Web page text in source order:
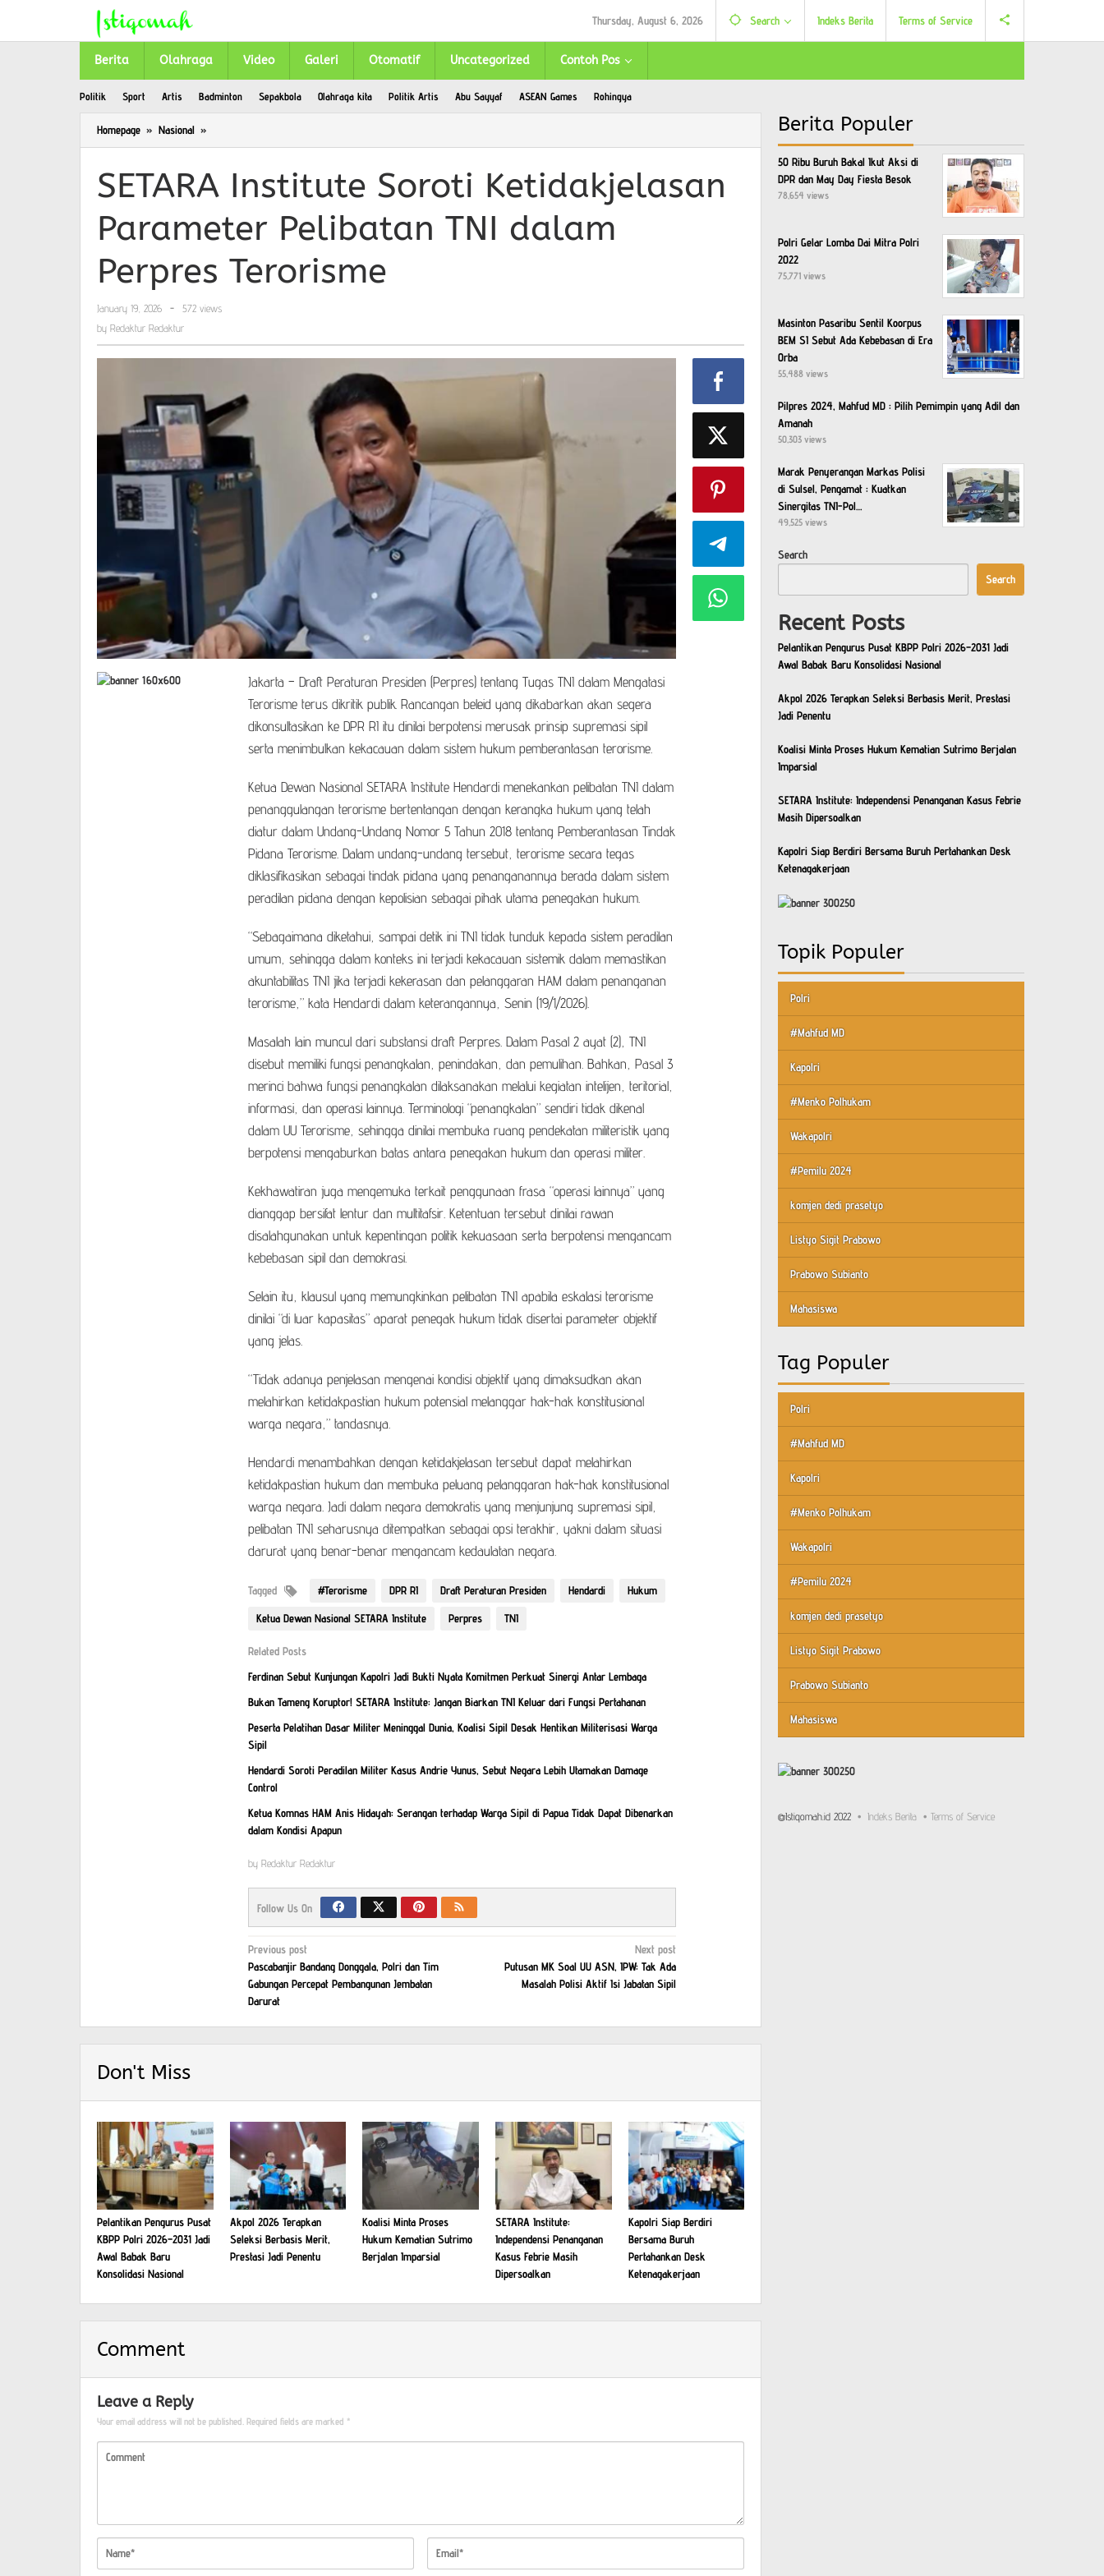
content
Thursday, August 6, 2026 Search Indeks Berita Terms of Service
Berita Olahraga Video Galeri Otomatif Uncategorized Contoh Pos
Politik Sport Artis Badminton Sepakbola Olahraga kita Politik Artis Abu Sayyaf ASEAN Games Rohingya
Homepage » Nasional »
Institute
Ketidakjelasan
Parameter
Pelibatan
TNI
Perpres
Terorisme
SETARA Institute Soroti Ketidakjelasan
Parameter Pelibatan TNI dalam
Perpres Terorisme
January 19, 2026
by
Redaktur
-
572 views
by Redaktur Redaktur
Jakarta – Draft Peraturan Presiden (Perpres) tentang Tugas TNI dalam Mengatasi
Terorisme terus dikritik publik. Rancangan beleid yang dikabarkan akan segera
dikonsultasikan ke DPR RI itu dinilai berpotensi merusak prinsip supremasi sipil
serta menimbulkan kekacauan dalam sistem hukum pemberantasan terorisme.
Ketua Dewan Nasional SETARA Institute Hendardi menekankan pelibatan TNI dalam
penanggulangan terorisme bertentangan dengan kerangka hukum yang telah
diatur dalam Undang-Undang Nomor 5 Tahun 2018 tentang Pemberantasan Tindak
Pidana Terorisme. Dalam undang-undang tersebut, terorisme secara tegas
diklasifikasikan sebagai tindak pidana yang penanganannya berada dalam sistem
peradilan pidana dengan kepolisian sebagai pihak utama penegakan hukum.
“Sebagaimana diketahui, sampai detik ini TNI tidak tunduk kepada sistem peradilan
umum, sehingga dalam konteks ini terjadi kekacauan sistemik dalam memastikan
akuntabilitas TNI jika terjadi kekerasan dan pelanggaran HAM dalam penanganan
terorisme,” kata Hendardi dalam keterangannya, Senin (19/1/2026).
Masalah lain muncul dari substansi draft Perpres. Dalam Pasal 2 ayat (2), TNI
disebut memiliki fungsi penangkalan, penindakan, dan pemulihan. Bahkan, Pasal 3
merinci bahwa fungsi penangkalan dilaksanakan melalui kegiatan intelijen, teritorial,
informasi, dan operasi lainnya. Terminologi “penangkalan” sendiri tidak dikenal
dalam UU Terorisme, sehingga dinilai membuka ruang pendekatan militeristik yang
berpotensi mengaburkan batas antara penegakan hukum dan operasi militer.
Kekhawatiran juga mengemuka terkait penggunaan frasa “operasi lainnya” yang
dianggap bersifat lentur dan multitafsir. Ketentuan tersebut dinilai rawan
disalahgunakan untuk kepentingan politik kekuasaan serta berpotensi mengancam
kebebasan sipil dan demokrasi.
Selain itu, klausul yang memungkinkan pelibatan TNI apabila eskalasi terorisme
dinilai “di luar kapasitas” aparat penegak hukum tidak disertai parameter objektif
yang jelas.
“Tidak adanya penjelasan mengenai kondisi objektif yang dimaksudkan akan
melahirkan ketidakpastian hukum potensial melanggar hak-hak konstitusional
warga negara,” tandasnya.
Hendardi menambahkan dengan ketidakjelasan tersebut dapat melahirkan
ketidakpastian hukum dan membuka peluang pelanggaran hak-hak konstitusional
warga negara. Jadi dalam negara demokratis yang menjunjung supremasi sipil,
pelibatan TNI seharusnya ditempatkan sebagai opsi terakhir, yakni dalam situasi
darurat yang benar-benar mengancam kedaulatan negara.
Tagged #Terorisme DPR RI Draft Peraturan Presiden Hendardi Hukum
Ketua Dewan Nasional SETARA Institute Perpres TNI
Related Posts
Ferdinan Sebut Kunjungan Kapolri Jadi Bukti Nyata Komitmen Perkuat Sinergi Antar Lembaga
Bukan Tameng Koruptor! SETARA Institute: Jangan Biarkan TNI Keluar dari Fungsi Pertahanan
Peserta Pelatihan Dasar Militer Meninggal Dunia, Koalisi Sipil Desak Hentikan Militerisasi Warga
Sipil
Hendardi Soroti Peradilan Militer Kasus Andrie Yunus, Sebut Negara Lebih Utamakan Damage
Control
Ketua Komnas HAM Anis Hidayah: Serangan terhadap Warga Sipil di Papua Tidak Dapat Dibenarkan
dalam Kondisi Apapun
by Redaktur Redaktur
Follow Us On
Post
navigation
Previous post
Pascabanjir Bandang Donggala, Polri dan Tim
Gabungan Percepat Pembangunan Jembatan
Darurat
Next post
Putusan MK Soal UU ASN, IPW: Tak Ada
Masalah Polisi Aktif Isi Jabatan Sipil
Don't Miss
Pelantikan Pengurus Pusat
KBPP Polri 2026–2031 Jadi
Awal Babak Baru
Konsolidasi Nasional
Akpol 2026 Terapkan
Seleksi Berbasis Merit,
Prestasi Jadi Penentu
Koalisi Minta Proses
Hukum Kematian Sutrimo
Berjalan Imparsial
SETARA Institute:
Independensi Penanganan
Kasus Febrie Masih
Dipersoalkan
Kapolri Siap Berdiri
Bersama Buruh
Pertahankan Desk
Ketenagakerjaan
Comment
Leave a Reply
Your email address will not be published. Required fields are marked *
Berita Populer
50 Ribu Buruh Bakal Ikut Aksi di
DPR dan May Day Fiesta Besok
78,654 views
Polri Gelar Lomba Dai Mitra Polri
2022
75,771 views
Masinton Pasaribu Sentil Koorpus
BEM SI Sebut Ada Kebebasan di Era
Orba
55,488 views
Pilpres 2024, Mahfud MD : Pilih Pemimpin yang Adil dan
Amanah
50,303 views
Marak Penyerangan Markas Polisi
di Sulsel, Pengamat : Kuatkan
Sinergitas TNI-Pol…
49,525 views
Search
Search
Recent Posts
Pelantikan Pengurus Pusat KBPP Polri 2026–2031 Jadi
Awal Babak Baru Konsolidasi Nasional
Akpol 2026 Terapkan Seleksi Berbasis Merit, Prestasi
Jadi Penentu
Koalisi Minta Proses Hukum Kematian Sutrimo Berjalan
Imparsial
SETARA Institute: Independensi Penanganan Kasus Febrie
Masih Dipersoalkan
Kapolri Siap Berdiri Bersama Buruh Pertahankan Desk
Ketenagakerjaan
Topik Populer
Polri
#Mahfud MD
Kapolri
#Menko Polhukam
Wakapolri
#Pemilu 2024
komjen dedi prasetyo
Listyo Sigit Prabowo
Prabowo Subianto
Mahasiswa
Tag Populer
Polri
#Mahfud MD
Kapolri
#Menko Polhukam
Wakapolri
#Pemilu 2024
komjen dedi prasetyo
Listyo Sigit Prabowo
Prabowo Subianto
Mahasiswa
@Istiqomah.id 2022 Indeks Berita Terms of Service